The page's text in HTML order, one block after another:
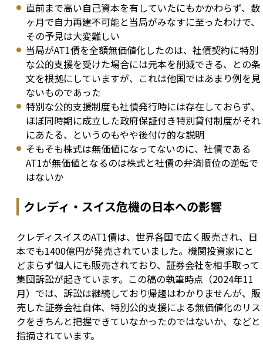
直前まで高い自己資本を有していたにもかかわらず、数
ヶ月で自力再建不可能と当局がみなすに至ったわけで、
その予見は大変難しい
当局がAT1債を全額無価値化したのは、社債契約に特別
な公的支援を受けた場合には元本を削減できる、との条
文を根拠にしていますが、これは他国ではあまり例を見
ないものであった
特別な公的支援制度も社債発行時には存在しておらず、
ほぼ同時期に成立した政府保証付き特別貸付制度がそれ
にあたる、というのもやや後付け的な説明
そもそも株式は無価値になってないのに、社債である
AT1が無価値となるのは株式と社債の弁済順位の逆転で
はないか
クレディ・スイス危機の日本への影響
クレディスイスのAT1債は、世界各国で広く販売され、日
本でも1400億円が発売されていました。機関投資家にと
どまらず個人にも販売されており、証券会社を相手取って
集団訴訟が起きています。この稿の執筆時点（2024年11
月）では、訴訟は継続しており帰趨はわかりませんが、販
売した証券会社自体、特別公的支援による無価値化のリス
クをきちんと把握できていなかったのではないか、などと
指摘されています。